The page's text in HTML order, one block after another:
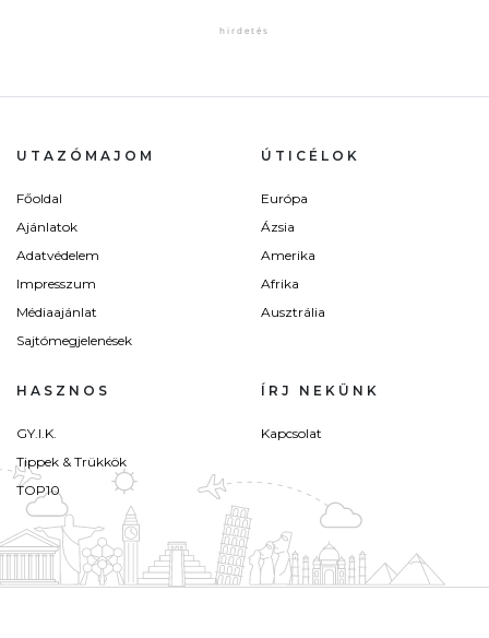
UTAZÓMAJOM
Főoldal
Ajánlatok
Adatvédelem
Impresszum
Médiaajánlat
Sajtómegjelenések
ÚTICÉLOK
Európa
Ázsia
Amerika
Afrika
Ausztrália
HASZNOS
GY.I.K.
Tippek & Trükkök
TOP10
ÍRJ NEKÜNK
Kapcsolat